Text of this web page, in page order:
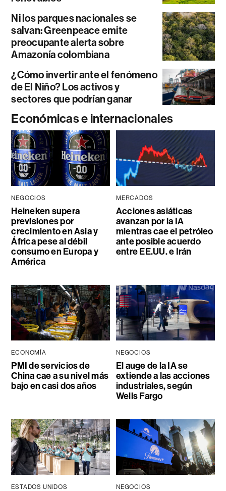
Ni los parques nacionales se
salvan: Greenpeace emite
preocupante alerta sobre
Amazonía colombiana
¿Cómo invertir ante el fenómeno
de El Niño? Los activos y
sectores que podrían ganar
Económicas e internacionales
NEGOCIOS
Heineken supera
previsiones por
crecimiento en Asia y
África pese al débil
consumo en Europa y
América
MERCADOS
Acciones asiáticas
avanzan por la IA
mientras cae el petróleo
ante posible acuerdo
entre EE.UU. e Irán
ECONOMÍA
PMI de servicios de
China cae a su nivel más
bajo en casi dos años
NEGOCIOS
El auge de la IA se
extiende a las acciones
industriales, según
Wells Fargo
ESTADOS UNIDOS NEGOCIOS